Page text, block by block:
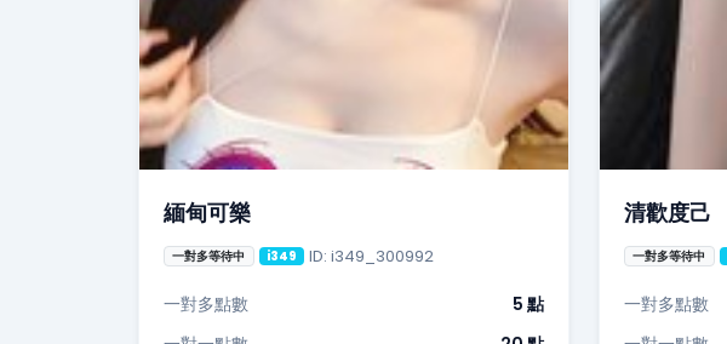
緬甸可樂
一對多等待中 i349 ID: i349_300992
一對多點數
5 點
清歡度己
一對多等待中
一對多點數